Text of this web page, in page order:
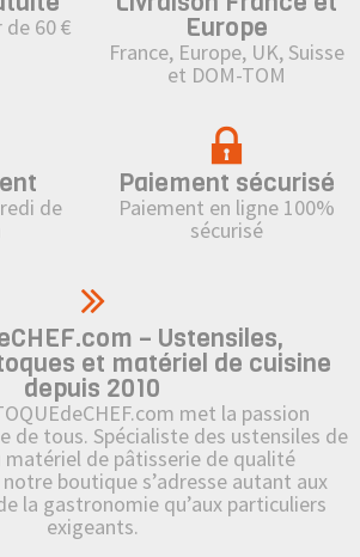
de 60 €
Europe
France, Europe, UK, Suisse
et DOM-TOM
de
Paiement sécurisé
Paiement en ligne 100%
sécurisé
– Ustensiles,
et matériel de cuisine
depuis 2010
met la passion
de tous. Spécialiste des ustensiles de
matériel de pâtisserie de qualité
boutique s’adresse autant aux
la gastronomie qu’aux particuliers
exigeants.